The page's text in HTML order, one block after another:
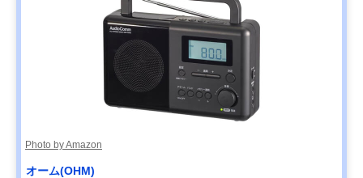
Photo by Amazon
オーム(OHM)